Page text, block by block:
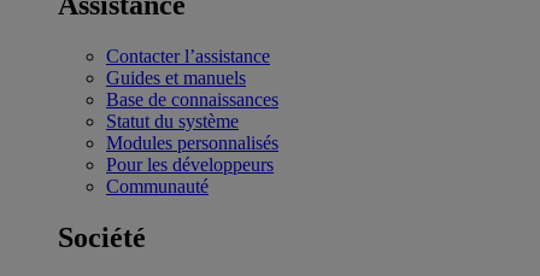
Contacter l’assistance
Guides et manuels
Base de connaissances
Statut du système
Modules personnalisés
Pour les développeurs
Communauté
Société